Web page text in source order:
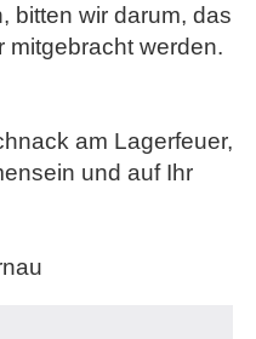
bitten wir darum, das
mitgebracht werden.
am Lagerfeuer,
und auf Ihr